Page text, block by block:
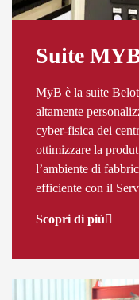
Suite
MyB è la suite
altamente
cyber-fisica dei
ottimizzare la
l’ambiente di
efficiente con il
Scopri di più